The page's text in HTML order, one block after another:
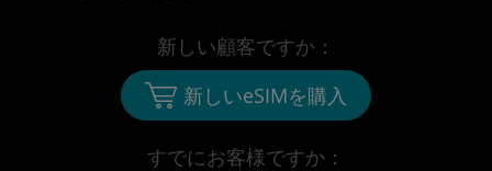
すでにお客様ですか：
新しい顧客ですか：
新しいeSIMを購入